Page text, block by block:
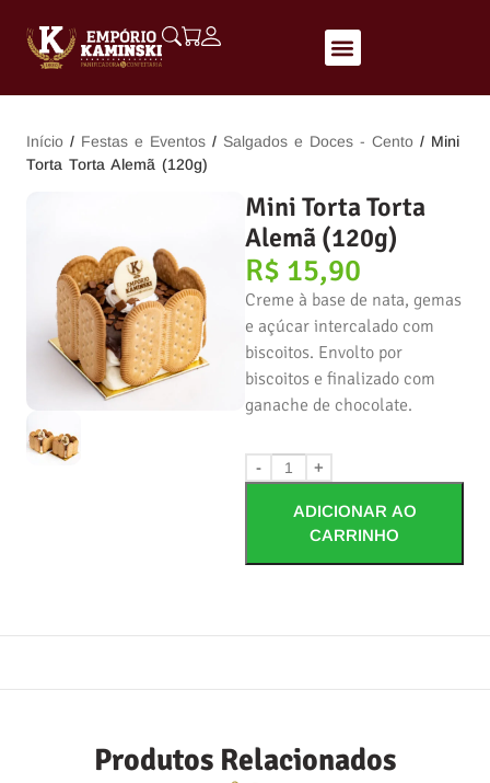
Início / Festas e Eventos / Salgados e Doces - Cento / Mini
Torta Torta Alemã (120g)
Mini Torta Torta
Alemã (120g)
R$ 15,90
Creme à base de nata, gemas
e açúcar intercalado com
biscoitos. Envolto por
biscoitos e finalizado com
ganache de chocolate.
- +
ADICIONAR AO
CARRINHO
Produtos Relacionados